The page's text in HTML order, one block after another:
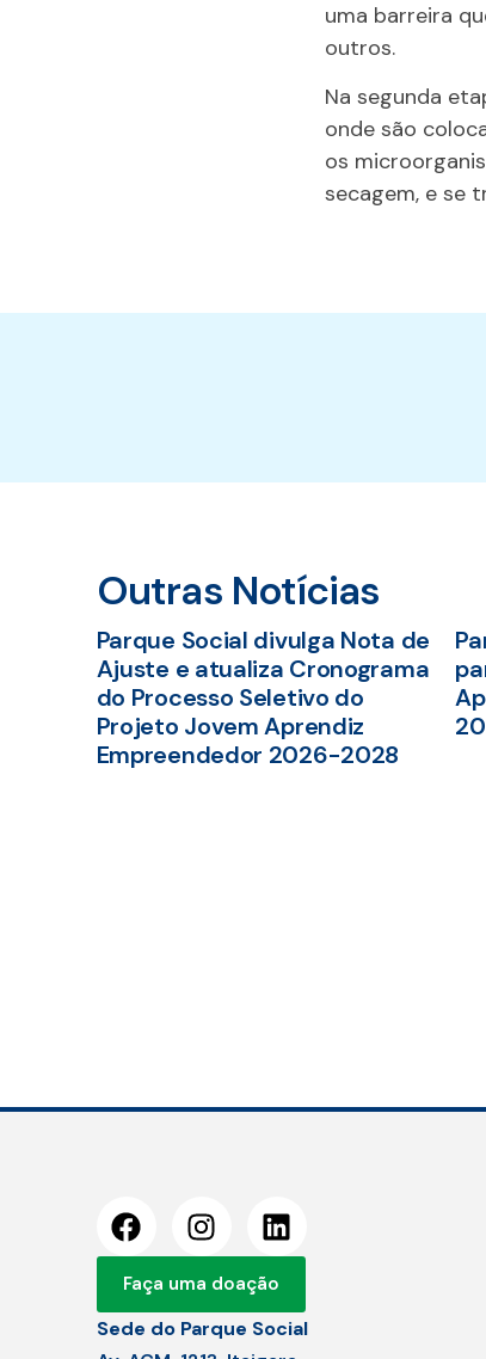
uma barreira
outros.
Na segunda
onde são
os
secagem, e se
Outras Notícias
Parque Social divulga Nota de
Ajuste e atualiza Cronograma
do Processo Seletivo do
Projeto Jovem Aprendiz
Empreendedor 2026-2028
Faça uma doação
Sede do Parque Social